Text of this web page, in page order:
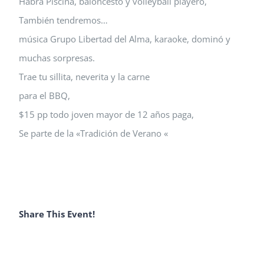
También tendremos…
música Grupo Libertad del Alma, karaoke, dominó y
muchas sorpresas.
Trae tu sillita, neverita y la carne
para el BBQ,
$15 pp todo joven mayor de 12 años paga,
Se parte de la «Tradición de Verano «
Share This Event!